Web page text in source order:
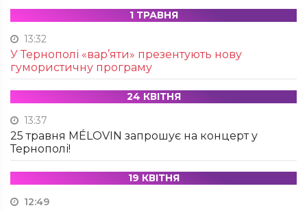
1 ТРАВНЯ
13:32
У Тернополі «вар’яти» презентують нову
гумористичну програму
24 КВІТНЯ
13:37
25 травня MÉLOVIN запрошує на концерт у
Тернополі!
19 КВІТНЯ
12:49